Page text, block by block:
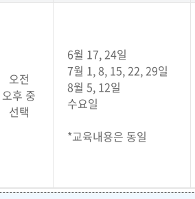
오전
오후 중
선택
6월 17, 24일
7월 1, 8, 15, 22, 29일
8월 5, 12일
수요일
*교육내용은 동일